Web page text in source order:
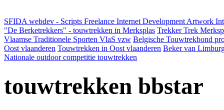
SFIDA webdev - Scripts Freelance Internet Development Artwork
"De Berketrekkers" - touwtrekken in Merksplas Trekker Trek
Vlaamse Traditionele Sporten VlaS vzw Belgische Touwtrekbond
Oost vlaanderen Touwtrekken in Oost vlaanderen Beker van
Nationale outdoor competitie touwtrekken
touwtrekken bbstar